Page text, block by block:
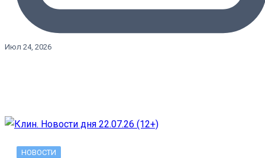
Июл 24, 2026
НОВОСТИ